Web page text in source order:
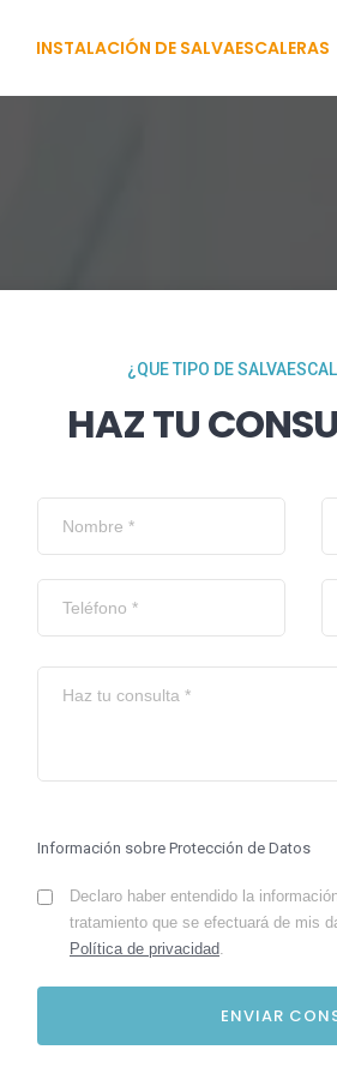
INSTALACIÓN DE SALVAESCALERAS
¿QUE TIPO DE
HAZ TU
Información sobre Protección de Datos
Declaro haber entendido la
tratamiento que se efectuará de mis
Política de privacidad.